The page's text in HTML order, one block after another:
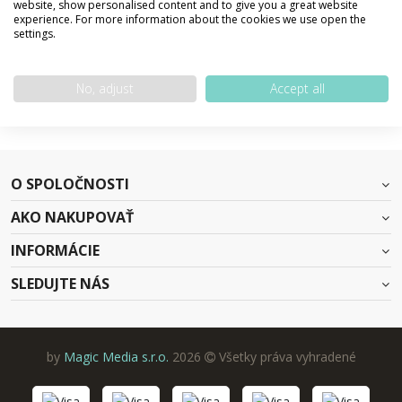
O SPOLOČNOSTI
AKO NAKUPOVAŤ
INFORMÁCIE
SLEDUJTE NÁS
by Magic Media s.r.o. 2026 Všetky práva vyhradené
website, show personalised content and to give you a great website
experience. For more information about the cookies we use open the
settings.
No, adjust Accept all